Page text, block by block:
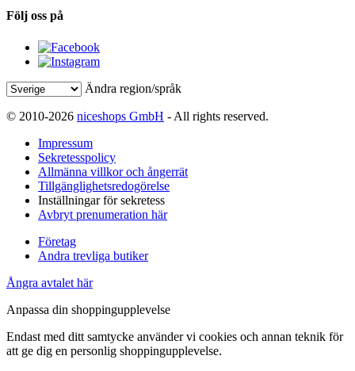
Följ oss på
Ändra region/språk
© 2010-2026 niceshops GmbH - All rights reserved.
Impressum
Sekretesspolicy
Allmänna villkor och ångerrät
Tillgänglighetsredogörelse
Inställningar för sekretess
Avbryt prenumeration här
Företag
Andra trevliga butiker
Ångra avtalet här
Anpassa din shoppingupplevelse
Endast med ditt samtycke använder vi cookies och annan teknik för
att ge dig en personlig shoppingupplevelse.